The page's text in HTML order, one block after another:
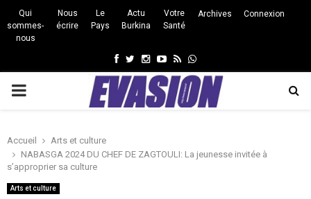
Qui
sommes-
nous
Nous
écrire
Le
Pays
Actu
Burkina
Votre
Santé
Archives Connexion
Facebook
Twitter
Instagram
Youtube
RssWhatsapp
PRIMARY
Accueil
Arts et culture
NABASGA 2024 DU CHEF DE ZAGTOULI: La jeunesse invitée à
s’approprier sa culture
Arts et culture